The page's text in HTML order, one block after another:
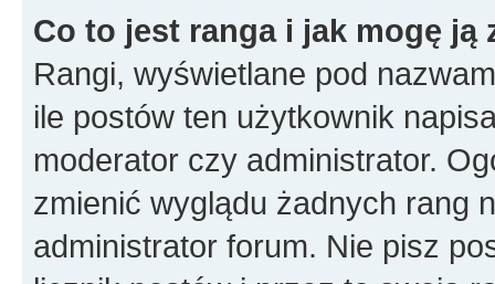
Co to jest ranga i jak mogę ją
Rangi, wyświetlane pod
ile postów ten użytkownik
moderator czy administrator.
zmienić wyglądu żadnych rang
administrator forum. Nie pisz